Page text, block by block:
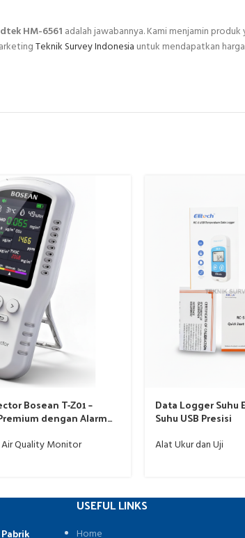
HM-6561 adalah jawabannya. Kami menjamin
Teknik Survey Indonesia untuk mendapatkan
Bosean T-Z01 –
dengan Alarm
Air Quality Monitor
Data Logger Suhu
Suhu USB Presisi
Alat Ukur dan Uji
USEFUL LINKS
Home